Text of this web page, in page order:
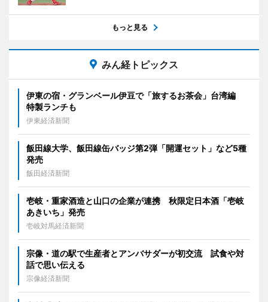
もっと見る
みん経トピックス
伊東の宿・グランベール伊豆で「旅するお茶会」台湾編
特製ランチも
伊東経済新聞
飯田線大学、飯田線缶バッジ第2弾「開運セット」など5種
発売
飯田経済新聞
壱岐・重家酒造と山口の企業が連携 秋限定日本酒「壱岐
あきいち」発売
壱岐対馬経済新聞
宗像・道の駅で生産者とアンバサダーが初交流 試食や対
話で思い伝える
宗像経済新聞